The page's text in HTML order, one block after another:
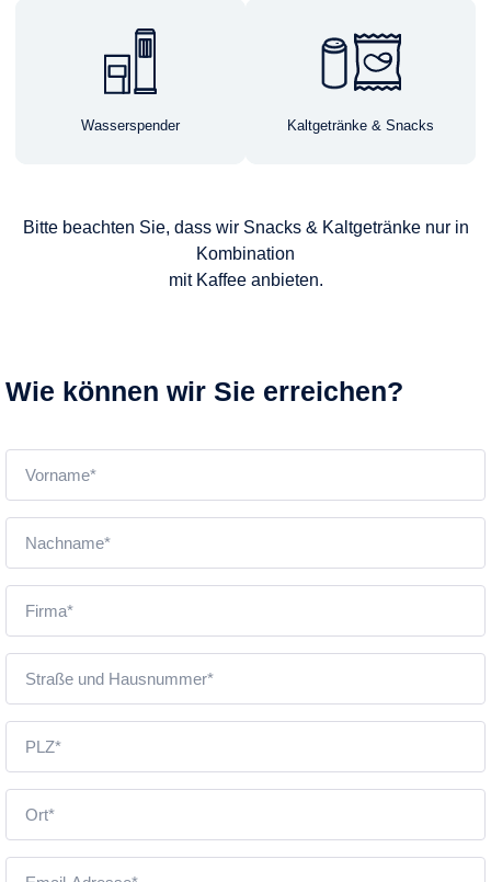
Wasserspender Kaltgetränke & Snacks
Bitte beachten Sie, dass wir Snacks & Kaltgetränke nur in
Kombination
mit Kaffee anbieten.
Wie können wir Sie erreichen?